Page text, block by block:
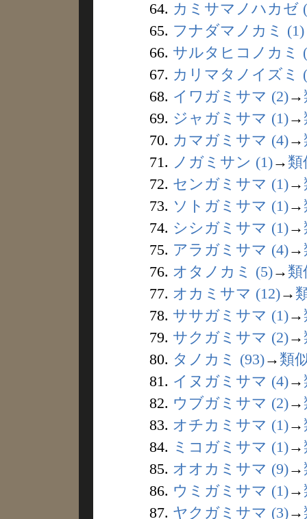
64. カミサマノハカゼ
65. フナダマノカミ (1)
66. サルタヒコノカミ
67. カリマタノイズミ
68. イワガミサマ (2)→
69. ジャガミサマ (1)→
70. カマガミサマ (4)→
71. ノガミサン (1)→ 類
72. センガミサマ (1)→
73. ソトガミサマ (1)→
74. シシガミサマ (1)→
75. アラガミサマ (4)→
76. オタノカミ (5)→ 類
77. オカミサマ (12)→
78. ササガミサマ (1)→
79. サクガミサマ (2)→
80. タノカミ (93)→ 類
81. イヌガミサマ (4)→
82. ウブガミサマ (2)→
83. オチカミサマ (1)→
84. ミコガミサマ (1)→
85. オオカミサマ (9)→
86. ウミガミサマ (1)→
87. ヤクガミサマ (3)→